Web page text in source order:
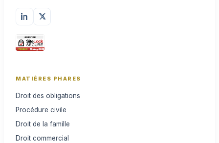
MATIÈRES PHARES
Droit des obligations
Procédure civile
Droit de la famille
Droit commercial